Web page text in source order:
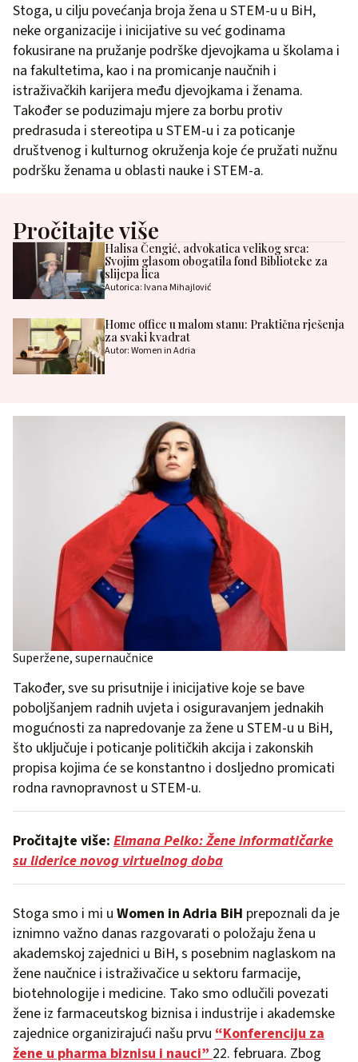
Stoga, u cilju povećanja broja žena u STEM-u u BiH,
neke organizacije i inicijative su već godinama
fokusirane na pružanje podrške djevojkama u školama i
na fakultetima, kao i na promicanje naučnih i
istraživačkih karijera među djevojkama i ženama.
Također se poduzimaju mjere za borbu protiv
predrasuda i stereotipa u STEM-u i za poticanje
društvenog i kulturnog okruženja koje će pružati nužnu
podršku ženama u oblasti nauke i STEM-a.
Pročitajte više
Halisa Čengić, advokatica velikog srca:
Svojim glasom obogatila fond Biblioteke za
slijepa lica
Autorica: Ivana Mihajlović
Home office u malom stanu: Praktična rješenja
za svaki kvadrat
Autor: Women in Adria
Superžene, supernaučnice
Također, sve su prisutnije i inicijative koje se bave
poboljšanjem radnih uvjeta i osiguravanjem jednakih
mogućnosti za napredovanje za žene u STEM-u u BiH,
što uključuje i poticanje političkih akcija i zakonskih
propisa kojima će se konstantno i dosljedno promicati
rodna ravnopravnost u STEM-u.
Pročitajte više: Elmana Pelko: Žene informatičarke
su liderice novog virtuelnog doba
Stoga smo i mi u Women in Adria BiH prepoznali da je
iznimno važno danas razgovarati o položaju žena u
akademskoj zajednici u BiH, s posebnim naglaskom na
žene naučnice i istraživačice u sektoru farmacije,
biotehnologije i medicine. Tako smo odlučili povezati
žene iz farmaceutskog biznisa i industrije i akademske
zajednice organizirajući našu prvu “Konferenciju za
žene u pharma biznisu i nauci” 22. februara. Zbog